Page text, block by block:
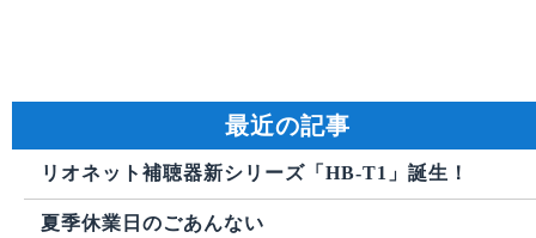
最近の記事
リオネット補聴器新シリーズ「HB-T1」誕生！
夏季休業日のごあんない